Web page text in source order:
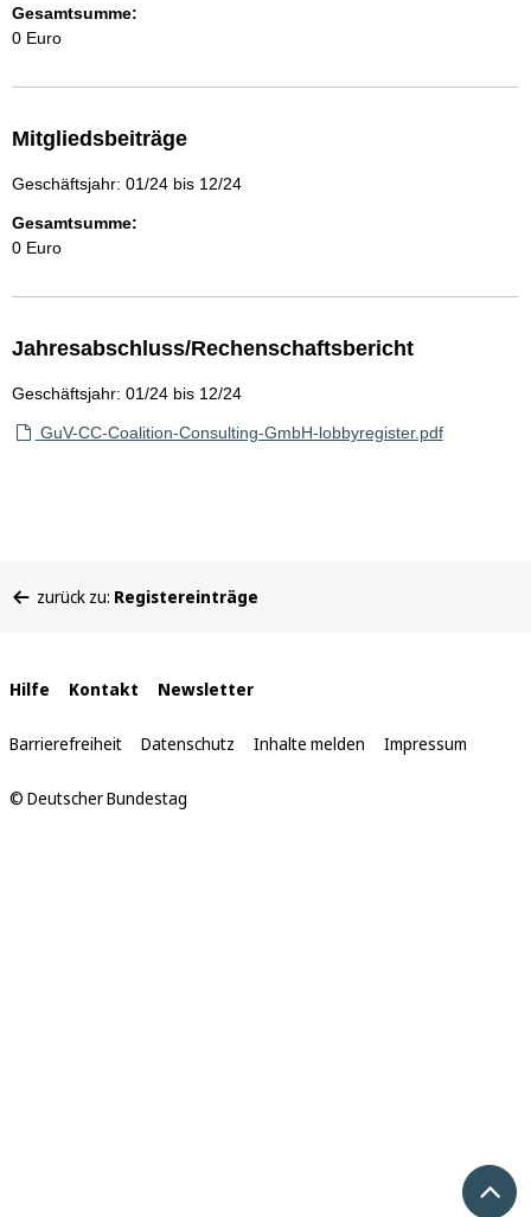
Gesamtsumme:
0 Euro
Mitgliedsbeiträge
Geschäftsjahr: 01/24 bis 12/24
Gesamtsumme:
0 Euro
Jahresabschluss/Rechenschaftsbericht
Geschäftsjahr: 01/24 bis 12/24
GuV-CC-Coalition-Consulting-GmbH-lobbyregister.pdf
befinden
zurück zu: Registereinträge
Interne
Links
Hilfe Kontakt Newsletter
Barrierefreiheit Datenschutz Inhalte melden Impressum
© Deutscher Bundestag